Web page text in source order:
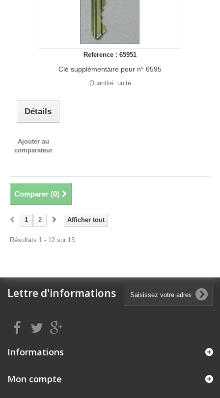
Reference : 65951
Clé supplémentaire pour n° 6595
Quantité: unité
Détails
Ajouter au
comparateur
Comparer (0)
Afficher tout
1 2
Résultats 1 - 12 sur 13.
Lettre d'informations
Informations
Mon compte